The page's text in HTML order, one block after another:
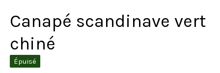
Canapé scandinave vert
chiné
Épuisé